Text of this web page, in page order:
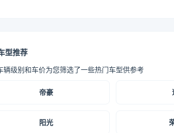
型推荐
辆级别和车价为您筛选了一些热门车型供参考
帝豪
阳光